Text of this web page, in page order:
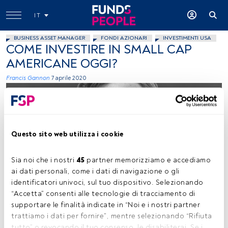
Questo sito web utilizza i cookie
Sia noi che i nostri 45 partner memorizziamo e accediamo
ai dati personali, come i dati di navigazione o gli
identificatori univoci, sul tuo dispositivo. Selezionando
“Accetta” consenti alle tecnologie di tracciamento di
supportare le finalità indicate in “Noi e i nostri partner
trattiamo i dati per fornire”, mentre selezionando “Rifiuta
IT
BUSINESS ASSET MANAGER FONDI AZIONARI INVESTIMENTI USA
COME INVESTIRE IN SMALL CAP
AMERICANE OGGI?
Francis Gannon 7 aprile 2020
Francis Gannon, Co-CIO di Royce Investment Partners, affiliata Legg
Mason
Tempo di lettura: